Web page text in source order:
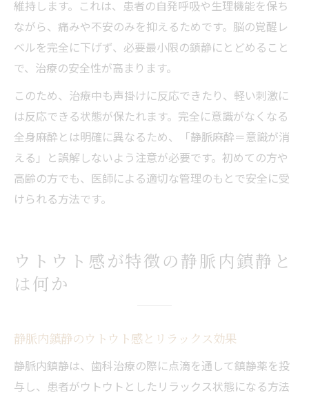
維持します。これは、患者の自発呼吸や生理機能を保ち
ながら、痛みや不安のみを抑えるためです。脳の覚醒レ
ベルを完全に下げず、必要最小限の鎮静にとどめること
で、治療の安全性が高まります。
このため、治療中も声掛けに反応できたり、軽い刺激に
は反応できる状態が保たれます。完全に意識がなくなる
全身麻酔とは明確に異なるため、「静脈麻酔＝意識が消
える」と誤解しないよう注意が必要です。初めての方や
高齢の方でも、医師による適切な管理のもとで安全に受
けられる方法です。
ウトウト感が特徴の静脈内鎮静と
は何か
静脈内鎮静のウトウト感とリラックス効果
静脈内鎮静は、歯科治療の際に点滴を通して鎮静薬を投
与し、患者がウトウトとしたリラックス状態になる方法